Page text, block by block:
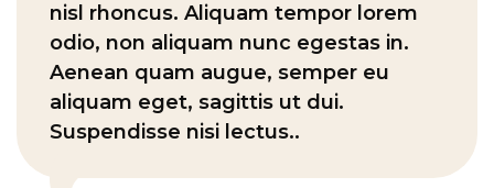
nisl rhoncus. Aliquam tempor lorem
odio, non aliquam nunc egestas in.
Aenean quam augue, semper eu
aliquam eget, sagittis ut dui.
Suspendisse nisi lectus..